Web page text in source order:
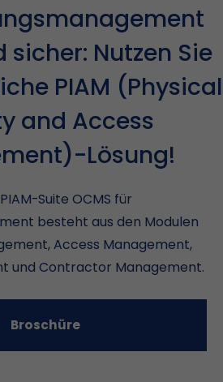
Nutzen Sie
PIAM (Physical
and Access
Lösung!
Suite OCMS für
besteht aus den Modulen
Access Management,
und Contractor Management.
Broschüre